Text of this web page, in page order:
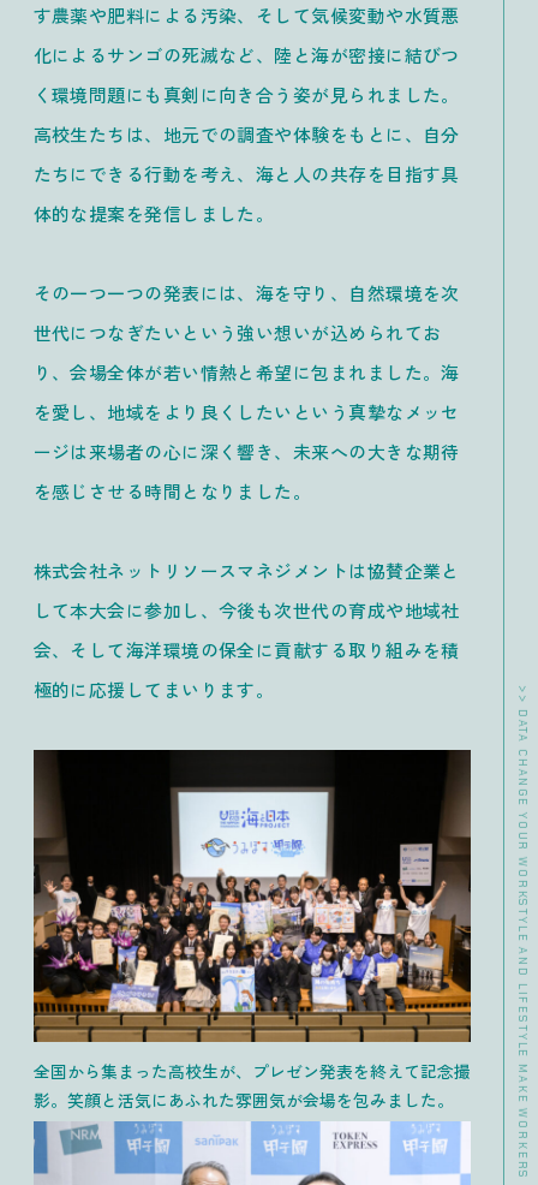
>> DATA CHANGE YOUR WORKSTYLE AND LIFESTYLE MAKE WORKERS HAPPY.
す農薬や肥料による汚染、そして気候変動や水質悪
化によるサンゴの死滅など、陸と海が密接に結びつ
く環境問題にも真剣に向き合う姿が見られました。
高校生たちは、地元での調査や体験をもとに、自分
たちにできる行動を考え、海と人の共存を目指す具
体的な提案を発信しました。
その一つ一つの発表には、海を守り、自然環境を次
世代につなぎたいという強い想いが込められてお
り、会場全体が若い情熱と希望に包まれました。海
を愛し、地域をより良くしたいという真摯なメッセ
ージは来場者の心に深く響き、未来への大きな期待
を感じさせる時間となりました。
株式会社ネットリソースマネジメントは協賛企業と
して本大会に参加し、今後も次世代の育成や地域社
会、そして海洋環境の保全に貢献する取り組みを積
極的に応援してまいります。
全国から集まった高校生が、プレゼン発表を終えて記念撮
影。笑顔と活気にあふれた雰囲気が会場を包みました。